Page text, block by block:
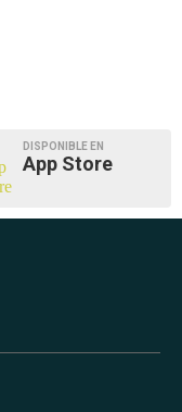
DISPONIBLE EN
App Store